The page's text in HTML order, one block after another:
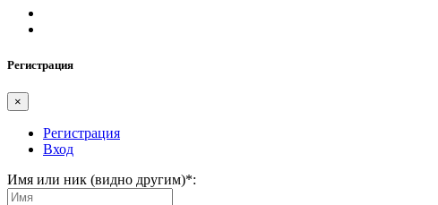
Регистрация
×
Регистрация
Вход
Имя или ник (видно другим)*: